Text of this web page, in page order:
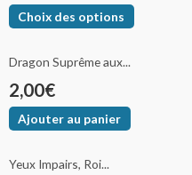
Choix des options
Dragon Suprême aux...
2,00€
Ajouter au panier
Yeux Impairs, Roi...